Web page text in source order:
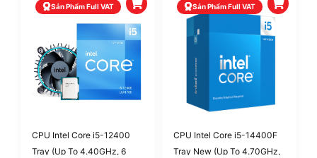
Sản Phẩm Full VAT
CPU Intel Core i5-12400
Tray (Up To 4.40GHz, 6
Sản Phẩm Full VAT
CPU Intel Core i5-14400F
Tray New (Up To 4.70GHz,